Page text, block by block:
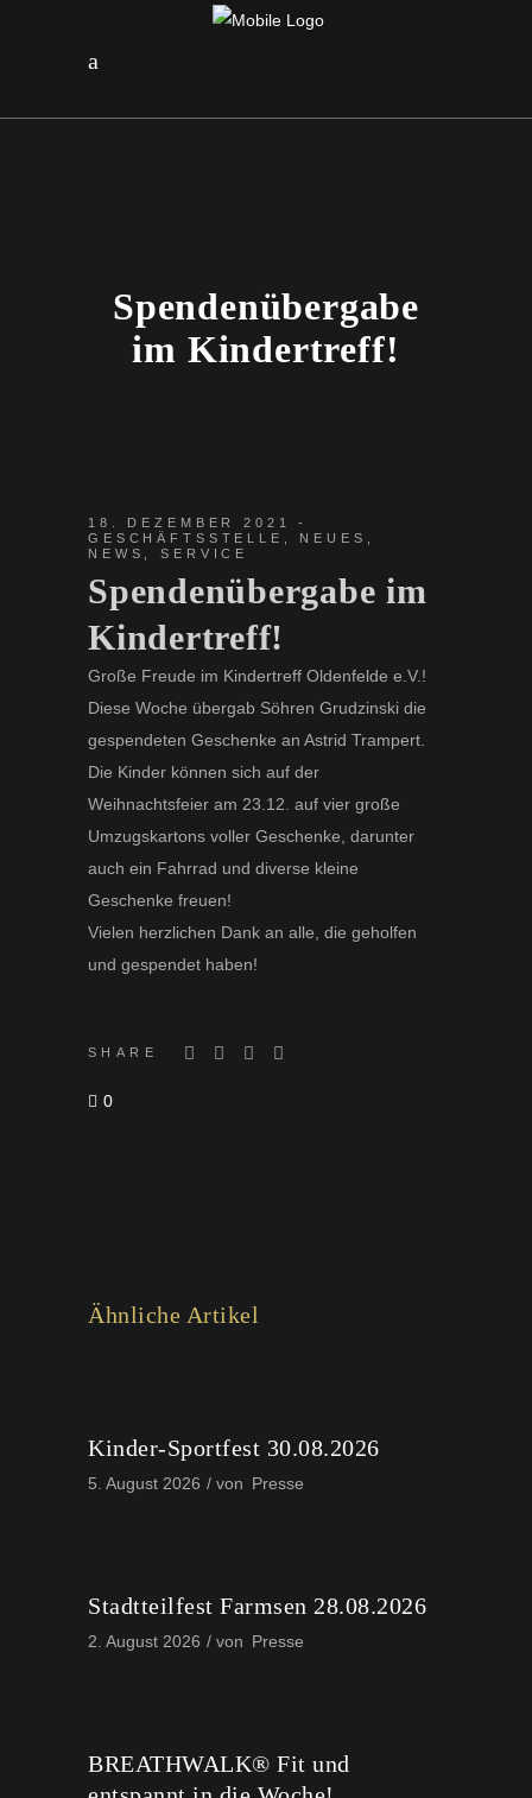
Spendenübergabe
im Kindertreff!
18. DEZEMBER 2021
GESCHÄFTSSTELLE
NEUES
NEWS
,SERVICE
Spendenübergabe im
Kindertreff!
Große Freude im Kindertreff Oldenfelde e.V.!
Diese Woche übergab Söhren Grudzinski die
gespendeten Geschenke an Astrid Trampert.
Die Kinder können sich auf der
Weihnachtsfeier am 23.12. auf vier große
Umzugskartons voller Geschenke, darunter
auch ein Fahrrad und diverse kleine
Geschenke freuen!
Vielen herzlichen Dank an alle, die geholfen
und gespendet haben!
SHARE
0
Ähnliche Artikel
Kinder-Sportfest 30.08.2026
5. August 2026 von Presse
Stadtteilfest Farmsen 28.08.2026
2. August 2026 von Presse
BREATHWALK® Fit und